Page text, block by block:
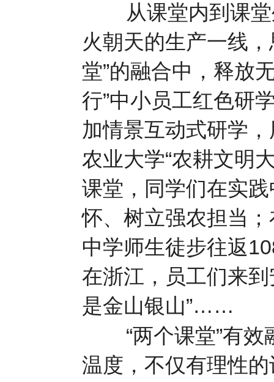
从课堂内到课堂
火朝天的生产一线，
堂”的融合中，释放
行”中小员工红色研
加情景互动式研学
农业大学“农耕文明
课堂，同学们在实
怀、树立强农担当
中学师生徒步往返
在浙江，员工们来
是金山银山”……
“两个课堂”有效
温度，不仅有理性